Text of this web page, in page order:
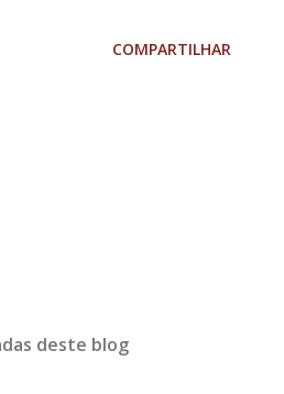
COMPARTILHAR
deste blog